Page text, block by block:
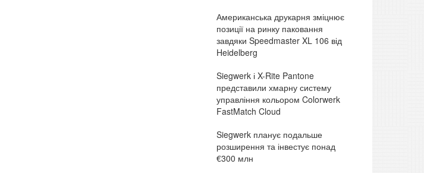
Американська друкарня зміцнює
позиції на ринку паковання
завдяки Speedmaster XL 106 від
Heidelberg
Siegwerk і X-Rite Pantone
представили хмарну систему
управління кольором Colorwerk
FastMatch Cloud
Siegwerk планує подальше
розширення та інвестує понад
€300 млн